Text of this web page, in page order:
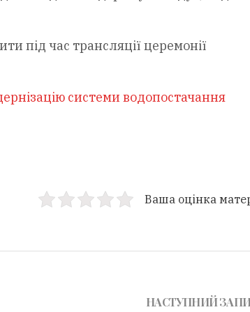
під час трансляції церемонії
системи водопостачання
Ваша оцінка
НАСТУПНИЙ